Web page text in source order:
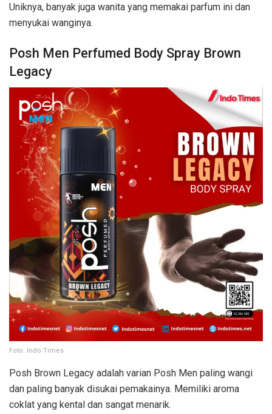
Uniknya, banyak juga wanita yang memakai parfum ini dan
menyukai wanginya.
Posh Men Perfumed Body Spray Brown
Legacy
Foto: Indo Times
Posh Brown Legacy adalah varian Posh Men paling wangi
dan paling banyak disukai pemakainya. Memiliki aroma
coklat yang kental dan sangat menarik.